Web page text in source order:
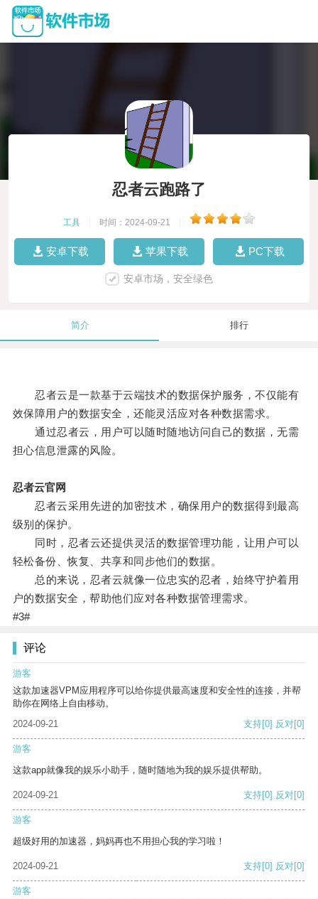
忍者云跑路了
工具 时间：2024-09-21
安卓下载 苹果下载 PC下载
安卓市场，安全绿色
简介 排行
忍者云是一款基于云端技术的数据保护服务，不仅能有
效保障用户的数据安全，还能灵活应对各种数据需求。
通过忍者云，用户可以随时随地访问自己的数据，无需
担心信息泄露的风险。
忍者云官网
忍者云采用先进的加密技术，确保用户的数据得到最高
级别的保护。
同时，忍者云还提供灵活的数据管理功能，让用户可以
轻松备份、恢复、共享和同步他们的数据。
总的来说，忍者云就像一位忠实的忍者，始终守护着用
户的数据安全，帮助他们应对各种数据管理需求。
#3#
评论
游客
这款加速器VPM应用程序可以给你提供最高速度和安全性的连接，并帮
助你在网络上自由移动。
2024-09-21
支持[0] 反对[0]
游客
这款app就像我的娱乐小助手，随时随地为我的娱乐提供帮助。
2024-09-21 支持[0] 反对[0]
游客
超级好用的加速器，妈妈再也不用担心我的学习啦！
2024-09-21 支持[0] 反对[0]
游客